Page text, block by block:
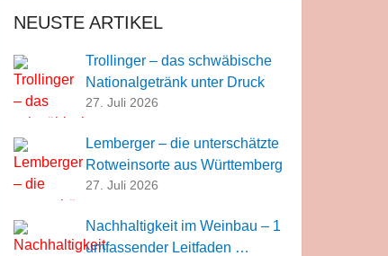
NEUSTE ARTIKEL
Trollinger – das schwäbische
Nationalgetränk unter Druck
27. Juli 2026
Lemberger – die unterschätzte
Rotweinsorte aus Württemberg
27. Juli 2026
Nachhaltigkeit im Weinbau – 1
umfassender Leitfaden …